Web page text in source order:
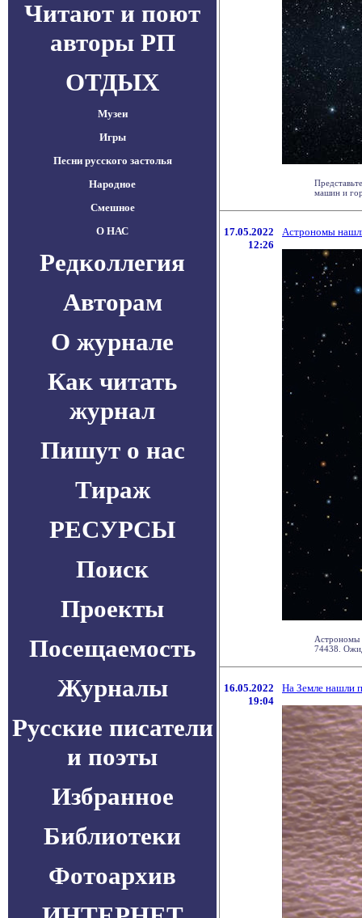
Читают и поют
авторы РП
ОТДЫХ
Музеи
Игры
Песни русского застолья
Народное
Смешное
О НАС
Редколлегия
Авторам
О журнале
Как читать
журнал
Пишут о нас
Тираж
РЕСУРСЫ
Поиск
Проекты
Посещаемость
Журналы
Русские писатели
и поэты
Избранное
Библиотеки
Фотоархив
машин и
17.05.2022
12:26
Астрономы
Астрономы
74438.
16.05.2022
19:04
На Земле нашли